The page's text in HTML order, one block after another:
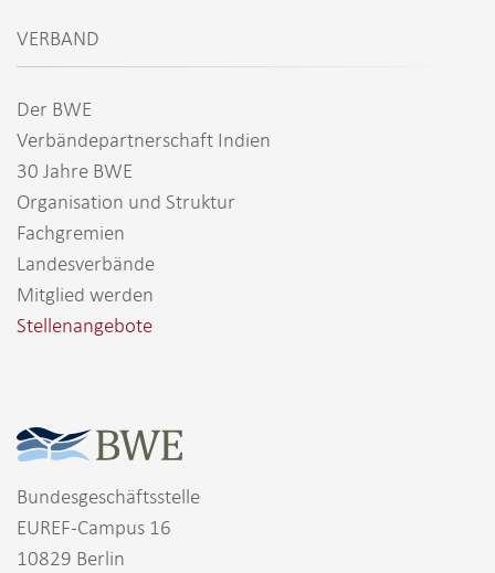
VERBAND
Der BWE
Verbändepartnerschaft Indien
30 Jahre BWE
Organisation und Struktur
Fachgremien
Landesverbände
Mitglied werden
Stellenangebote
Bundesgeschäftsstelle
EUREF-Campus 16
10829 Berlin